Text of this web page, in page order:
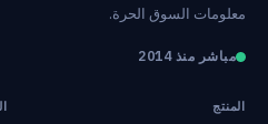
معلومات السوق الحرة.
مباشر منذ 2014
المنتج